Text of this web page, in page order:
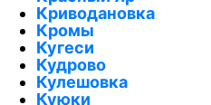
Криводановка
Кромы
Кугеси
Кудрово
Кулешовка
Куюки